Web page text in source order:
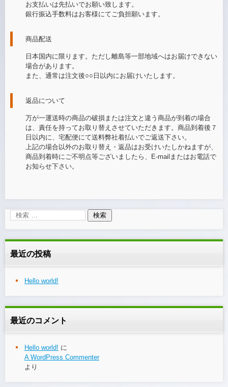
お支払いは先払いでお願い致します。
銀行振込手数料はお客様にてご負担願います。
商品配送
日本国内に限ります。ただし離島等一部地域へはお届けできない
場合があります。
また、通常は注文後○○日以内にお届けいたします。
返品について
万が一運送時の商品の破損または注文と違う商品が到着の場合
は、責任を持ってお取り替えさせていただきます。商品到着後７
日以内に、宅配便にて送料弊社着払いでご返送下さい。
上記の場合以外のお取り替え・返品はお受けいたしかねますが、
商品到着時にご不明点等ございましたら、E-mailまたはお電話で
お知らせ下さい。
最近の投稿
Hello world!
最近のコメント
Hello world! に
A WordPress Commenter
より